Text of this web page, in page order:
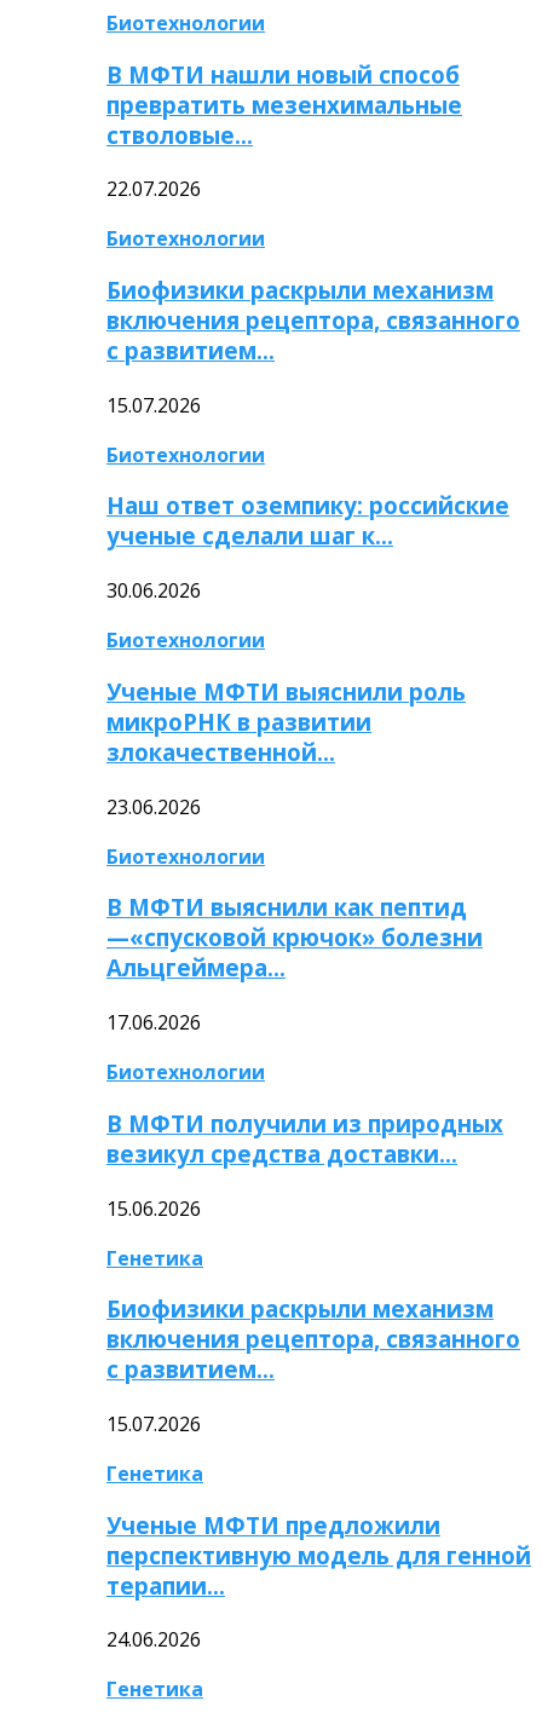
Биотехнологии
В МФТИ нашли новый способ
превратить мезенхимальные
стволовые…
22.07.2026
Биотехнологии
Биофизики раскрыли механизм
включения рецептора, связанного
с развитием…
15.07.2026
Биотехнологии
Наш ответ оземпику: российские
ученые сделали шаг к…
30.06.2026
Биотехнологии
Ученые МФТИ выяснили роль
микроРНК в развитии
злокачественной…
23.06.2026
Биотехнологии
В МФТИ выяснили как пептид
—«спусковой крючок» болезни
Альцгеймера…
17.06.2026
Биотехнологии
В МФТИ получили из природных
везикул средства доставки…
15.06.2026
Генетика
Биофизики раскрыли механизм
включения рецептора, связанного
с развитием…
15.07.2026
Генетика
Ученые МФТИ предложили
перспективную модель для генной
терапии…
24.06.2026
Генетика